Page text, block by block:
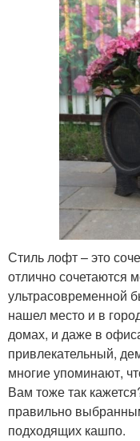
Стиль лофт – это
отлично сочетаются
ультрасовременной
нашел место и в
домах, и даже в
привлекательный,
многие упоминают,
Вам тоже так
правильно
подходящих кашпо.